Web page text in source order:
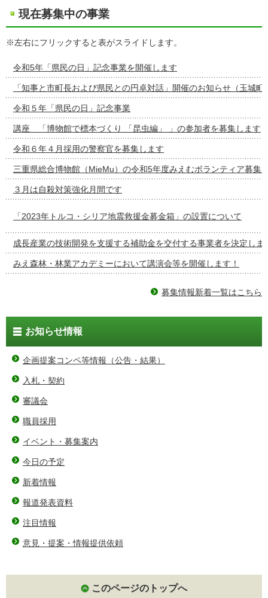
現在募集中の事業
※左右にフリックすると表がスライドします。
令和5年「県民の日」記念事業を開催します
「知事と市町長および県民との円卓対話」開催のお知らせ（玉城町
令和５年「県民の日」記念事業
講座 「博物館で標本づくり 「昆虫編」 」の参加者を募集します
令和６年４月採用の警察官を募集します
三重県総合博物館（MieMu）の令和5年度みえむボランティア募集
３月は自殺対策強化月間です
「2023年トルコ・シリア地震救援金募金箱」の設置について
成長産業の技術開発を支援する補助金を交付する事業者を決定しま
みえ森林・林業アカデミーにおいて講演会等を開催します！
募集情報新着一覧はこちら
お知らせ情報
企画提案コンペ等情報（公告・結果）
入札・契約
審議会
職員採用
イベント・募集案内
今日の予定
新着情報
報道発表資料
注目情報
意見・提案・情報提供依頼
このページのトップへ